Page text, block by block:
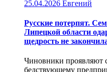
25.04.2026 Евгений
Русские потерпят.
Липецкой области
щедрость не
Чиновники проявляют
бедствующему